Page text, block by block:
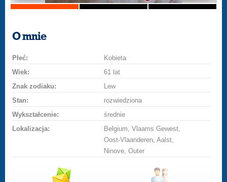
O mnie
Płeć:
Kobieta
Wiek:
61 lat
Znak zodiaku:
Lew
Stan:
rozwiedziona
Wykształcenie:
średnie
Lokalizacja:
Belgium, Vlaams Gewest,
Oost-Vlaanderen, Aalst,
Ninove, Outer